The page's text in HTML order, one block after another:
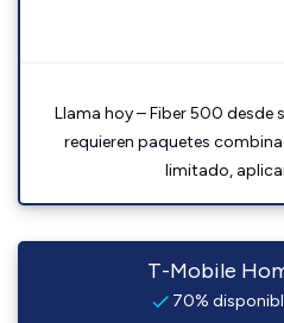
Llama hoy – Fiber 500 desde
requieren paquetes
limitado,
T-Mobile
70%